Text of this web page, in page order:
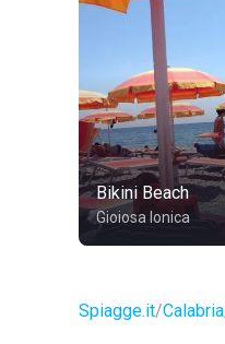
Bikini Beach
Gioiosa Ionica
Spiagge.it Calabria